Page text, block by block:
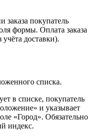
заказа покупатель
формы. Оплата заказа
учёта доставки).
списка.
в списке, покупатель
и указывает
«Город». Обязательно
индекс.